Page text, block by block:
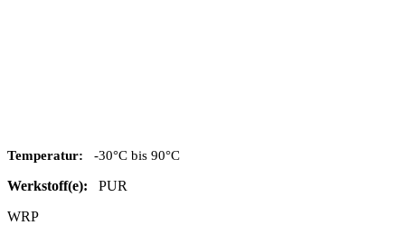
Temperatur: -30°C bis 90°C
Werkstoff(e): PUR
WRP